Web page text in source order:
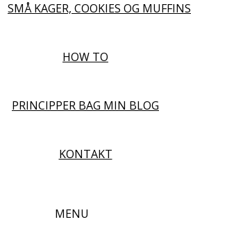
SMÅ KAGER, COOKIES OG MUFFINS
HOW TO
PRINCIPPER BAG MIN BLOG
KONTAKT
MENU